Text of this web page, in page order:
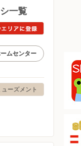
一覧
ムセンター
ューズメント